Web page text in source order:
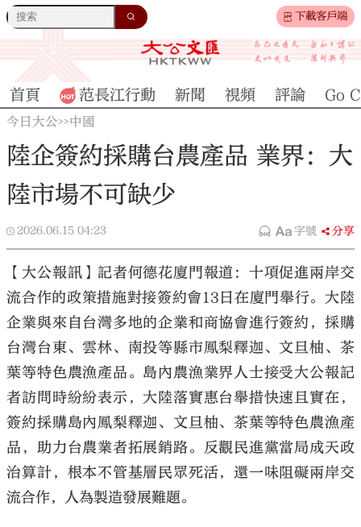
下載客戶端
大公文匯
首頁 范長江行動 新聞 視頻 評論 Go
今日大公>>中國
陸企簽約採購台農產品 業界：大
陸市場不可缺少
2026.06.15 04:23 字號 分享
【大公報訊】記者何德花廈門報道：十項促進兩岸交
流合作的政策措施對接簽約會13日在廈門舉行。大陸
企業與來自台灣多地的企業和商協會進行簽約，採購
台灣台東、雲林、南投等縣市鳳梨釋迦、文旦柚、茶
葉等特色農漁產品。島內農漁業界人士接受大公報記
者訪問時紛紛表示，大陸落實惠台舉措快速且實在，
簽約採購島內鳳梨釋迦、文旦柚、茶葉等特色農漁產
品，助力台農業者拓展銷路。反觀民進黨當局成天政
治算計，根本不管基層民眾死活，還一味阻礙兩岸交
流合作，人為製造發展難題。